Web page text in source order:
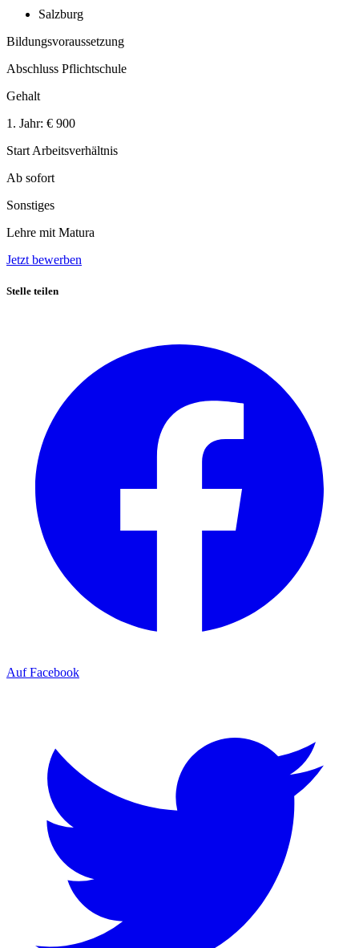
Salzburg
Bildungsvoraussetzung
Abschluss Pflichtschule
Gehalt
1. Jahr: € 900
Start Arbeitsverhältnis
Ab sofort
Sonstiges
Lehre mit Matura
Jetzt bewerben
Stelle teilen
Auf Facebook